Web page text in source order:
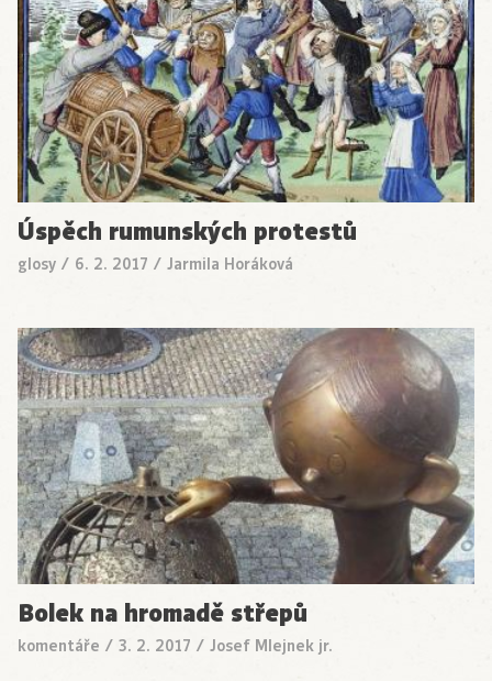
Úspěch rumunských protestů
glosy / 6. 2. 2017 / Jarmila Horáková
Bolek na hromadě střepů
komentáře / 3. 2. 2017 / Josef Mlejnek jr.